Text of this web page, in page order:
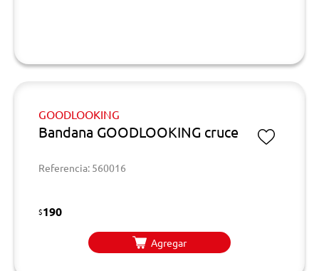
GOODLOOKING
Bandana GOODLOOKING cruce
Referencia: 560016
$190
Agregar